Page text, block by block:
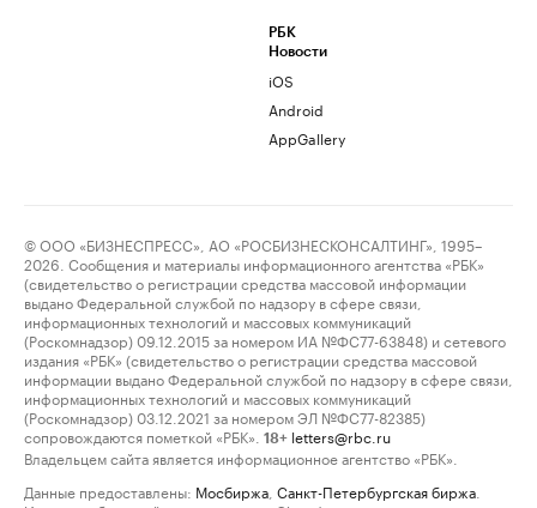
РБК
Новости
iOS
Android
AppGallery
© ООО «БИЗНЕСПРЕСС», АО «РОСБИЗНЕСКОНСАЛТИНГ», 1995–
2026. Сообщения и материалы информационного агентства «РБК»
(свидетельство о регистрации средства массовой информации
выдано Федеральной службой по надзору в сфере связи,
информационных технологий и массовых коммуникаций
(Роскомнадзор) 09.12.2015 за номером ИА №ФС77-63848) и сетевого
издания «РБК» (свидетельство о регистрации средства массовой
информации выдано Федеральной службой по надзору в сфере связи,
информационных технологий и массовых коммуникаций
(Роскомнадзор) 03.12.2021 за номером ЭЛ №ФС77-82385)
сопровождаются пометкой «РБК».
18+ letters@rbc.ru
Владельцем сайта является информационное агентство «РБК».
Данные предоставлены: Мосбиржа Санкт-Петербургская биржа